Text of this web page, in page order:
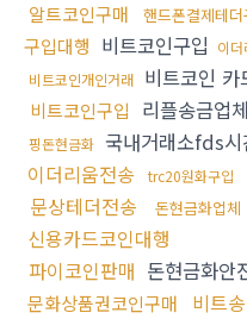
알트코인구매 핸드폰결제테더
구입대행 비트코인구입 이
비트코인개인거래 비트코인 카
비트코인구입 리플송금업체
핑돈현금화 국내거래소fds시
이더리움전송
trc20원화구입
문상테더전송 돈현금화업체
신용카드코인대행
파이코인판매 돈현금화안
문화상품권코인구매 비트